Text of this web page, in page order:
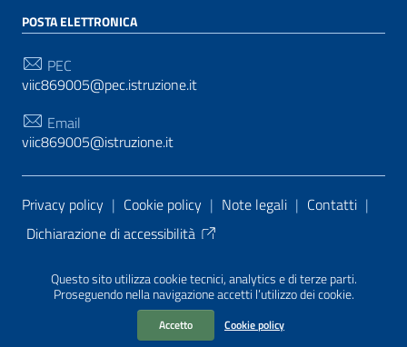
Questo sito utilizza cookie tecnici, analytics e di terze parti.
Proseguendo nella navigazione accetti l’utilizzo dei cookie.
Accetto Cookie policy
POSTA ELETTRONICA
PEC
viic869005@pec.istruzione.it
Email
viic869005@istruzione.it
Sezione Link Utili
Privacy policy | Cookie policy | Note legali | Contatti |
Dichiarazione di accessibilità
PA di AgID
| Realizzato con WordPress
da